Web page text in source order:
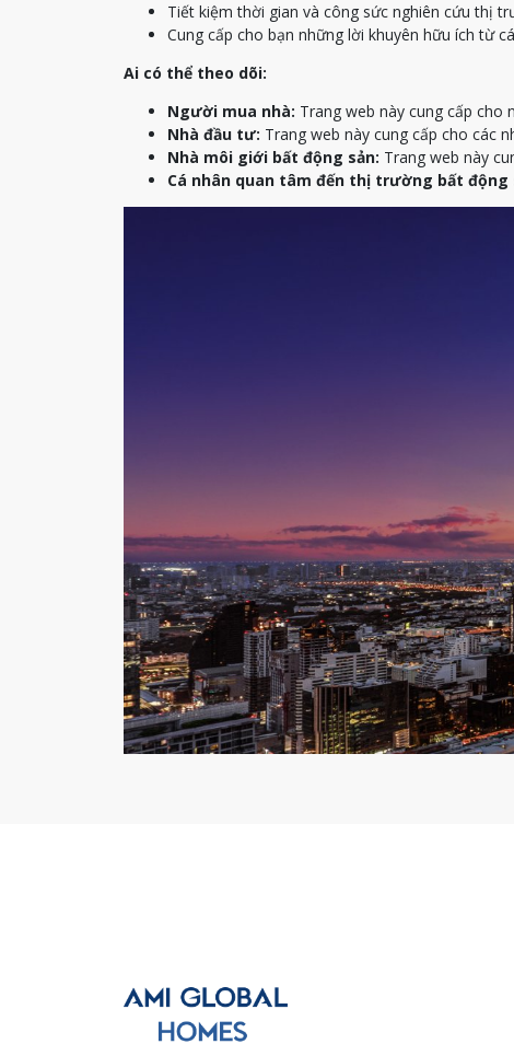
Tiết kiệm thời gian và công sức nghiên cứu thị
Cung cấp cho bạn những lời khuyên hữu ích từ
Ai có thể theo dõi:
Người mua nhà: Trang web này cung cấp
Nhà đầu tư: Trang web này cung cấp cho các
Nhà môi giới bất động sản: Trang web này
Cá nhân quan tâm đến thị trường bất động